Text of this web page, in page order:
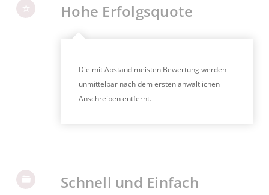
Hohe Erfolgsquote
Die mit Abstand meisten Bewertung werden
unmittelbar nach dem ersten anwaltlichen
Anschreiben entfernt.
Schnell und Einfach